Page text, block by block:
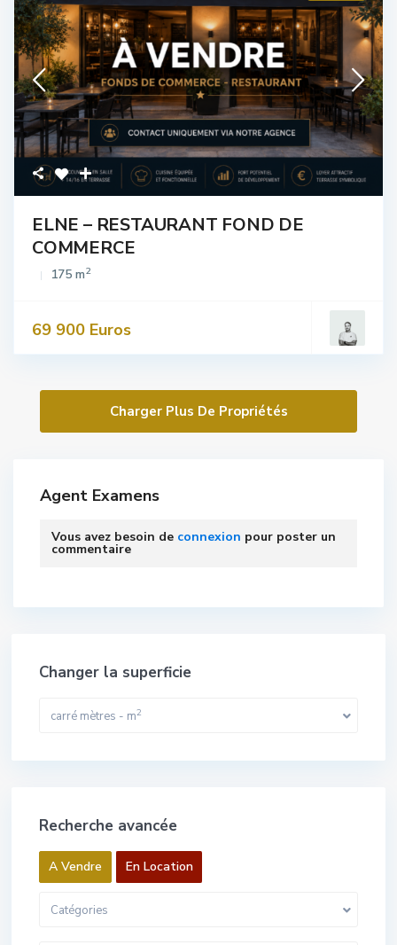
ELNE – RESTAURANT FOND DE
COMMERCE
175 m2
69 900 Euros
Agent Examens
Vous avez besoin de connexion pour poster un
commentaire
Changer la superficie
carré mètres - m2
Recherche avancée
A Vendre En Location
Catégories